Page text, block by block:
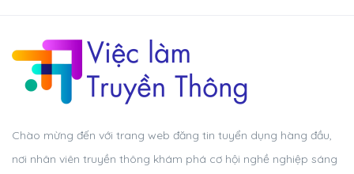
Chào mừng đến với trang web đăng tin tuyển dụng hàng đầu,
nơi nhân viên truyền thông khám phá cơ hội nghề nghiệp sáng